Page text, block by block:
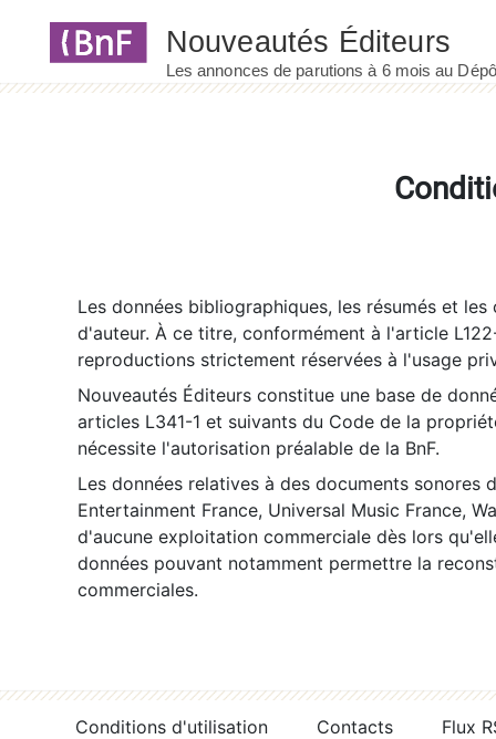
Les données bibliographiques, les résumés et
d'auteur. À ce titre, conformément à l'article
reproductions strictement réservées à l'usage
Nouveautés Éditeurs constitue une base de
articles L341-1 et suivants du Code de la
nécessite l'autorisation préalable de la BnF.
Les données relatives à des documents sonores
Entertainment France, Universal Music France,
d'aucune exploitation commerciale dès lors
données pouvant notamment permettre la
commerciales.
Conditions d'utilisation Contacts
Flux